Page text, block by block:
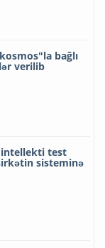
bağlı
verilib
intellekti test
sisteminə